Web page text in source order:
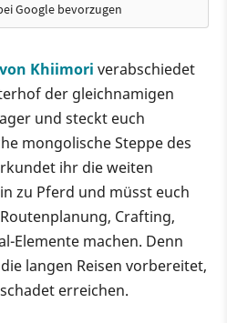
Google bevorzugen
Khiimori verabschiedet
der gleichnamigen
und steckt euch
mongolische Steppe des
ihr die weiten
zu Pferd und müsst euch
Crafting,
Elemente machen. Denn
langen Reisen vorbereitet,
erreichen.